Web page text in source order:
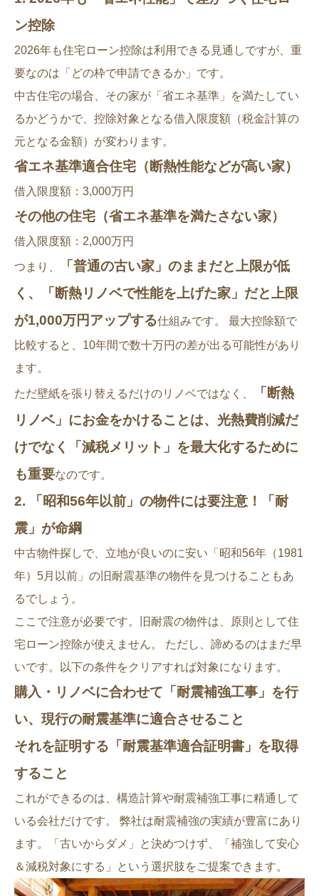
ン控除
2026年も住宅ローン控除は利用できる見通しですが、重
要なのは「どの枠で申請できるか」です。
中古住宅の場合、その家が「省エネ基準」を満たしてい
るかどうかで、控除対象となる借入限度額（税金計算の
元となる金額）が変わります。
省エネ基準適合住宅（断熱性能などが高い家）
借入限度額：3,000万円
その他の住宅（省エネ基準を満たさない家）
借入限度額：2,000万円
つまり、
「普通の古い家」のままだと上限が低
く、「断熱リノベで性能を上げた家」だと上限
が1,000万円アップする仕組みです。 最大控除額で
比較すると、10年間で数十万円の差が出る可能性があり
ます。
ただ壁紙を張り替えるだけのリノベではなく、
「断熱
リノベ」にお金をかけることは、光熱費削減だ
けでなく「減税メリット」を最大化するために
も重要なのです。
2. 「昭和56年以前」の物件には要注意！「耐
震」が命綱
中古物件探しで、立地が良いのに安い「昭和56年（1981
年）5月以前」の旧耐震基準の物件を見つけることもあ
るでしょう。
ここで注意が必要です。旧耐震の物件は、原則として住
宅ローン控除が使えません。
ただし、諦めるのはまだ早
いです。以下の条件をクリアすれば対象になります。
購入・リノベに合わせて「耐震補強工事」を行
い、現行の耐震基準に適合させること
それを証明する「耐震基準適合証明書」を取得
すること
これができるのは、構造計算や耐震補強工事に精通して
いる会社だけです。 弊社は耐震補強の実績が豊富にあり
ます。「古いからダメ」と決めつけず、「補強して安心
＆減税対象にする」という選択肢をご提案できます。